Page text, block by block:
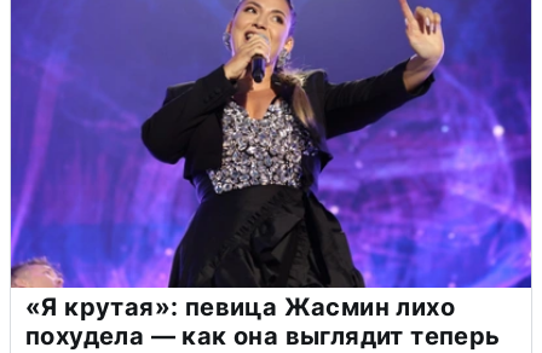
«Я крутая»: певица Жасмин лихо
похудела — как она выглядит теперь